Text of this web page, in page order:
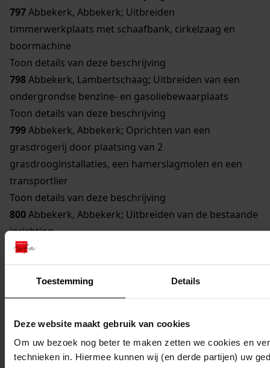
Toestemming Details
Deze website maakt gebruik van cookies
Om uw bezoek nog beter te maken zetten we cookies en
technieken in. Hiermee kunnen wij (en derde partijen) uw
797Abbekerk, Abbekerk; Uitbreiden
timmerwerkplaats met schaafbank, cirkelzaag en
boormachine
Toon details van deze beschrijving
798Abbekerk, Lambertschaag; Uitbreiden van een
ondergrondse benzine- en gasoliebewaarplaats
Toon details van deze beschrijving
799Abbekerk, Abbekerk; Oprichten van een
grasdrogerij door plaatsing van 2
grasdrooginstallaties, een hamerslagmolen en een
transportlier
Toon details van deze beschrijving
800Abbekerk, Abbekerk; Uitbreiden van de bestaande
inrichting
Toon details van deze beschrijving
801Abbekerk, Abbekerk; Uitbreiden en veranderen
van de inrichting van een grasdrogerij door plaatsing
van een hakselmachine
Abbekerk, Lambertschaag; Uitbreiden van een
ondergrondse gasoliebewaarplaats